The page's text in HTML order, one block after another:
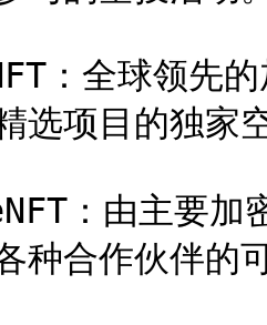
：全球领先
选项目的独家
：由主要加
种合作伙伴的